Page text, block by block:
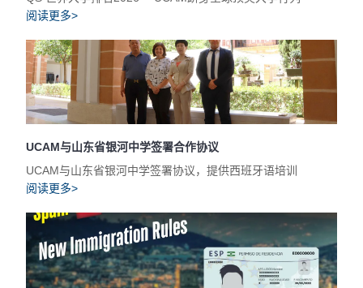
阅读更多>
UCAM与山东省银河中学签署合作协议
UCAM与山东省银河中学签署协议，提供西班牙语培训
阅读更多>